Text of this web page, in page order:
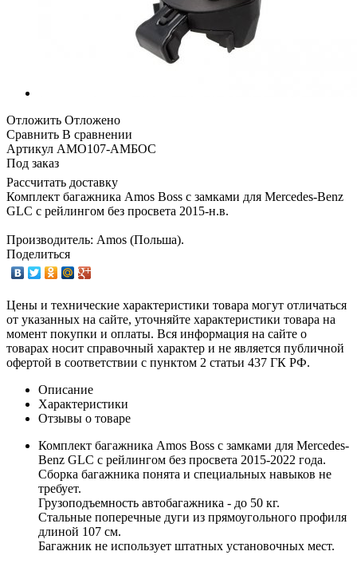
Отложить Отложено
Сравнить В сравнении
Артикул АМО107-АМБОС
Под заказ
Рассчитать доставку
Комплект багажника Amos Boss с замками для Mercedes-Benz
GLC с рейлингом без просвета 2015-н.в.
Производитель: Amos (Польша).
Поделиться
Цены и технические характеристики товара могут отличаться
от указанных на сайте, уточняйте характеристики товара на
момент покупки и оплаты. Вся информация на сайте о
товарах носит справочный характер и не является публичной
офертой в соответствии с пунктом 2 статьи 437 ГК РФ.
Описание
Характеристики
Отзывы о товаре
Комплект багажника Amos Boss с замками для Mercedes-
Benz GLC с рейлингом без просвета 2015-2022 года.
Сборка багажника понята и специальных навыков не
требует.
Грузоподъемность автобагажника - до 50 кг.
Стальные поперечные дуги из прямоугольного профиля
длиной 107 см.
Багажник не использует штатных установочных мест.